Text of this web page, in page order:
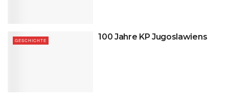
GESCHICHTE 100 Jahre KP Jugoslawiens